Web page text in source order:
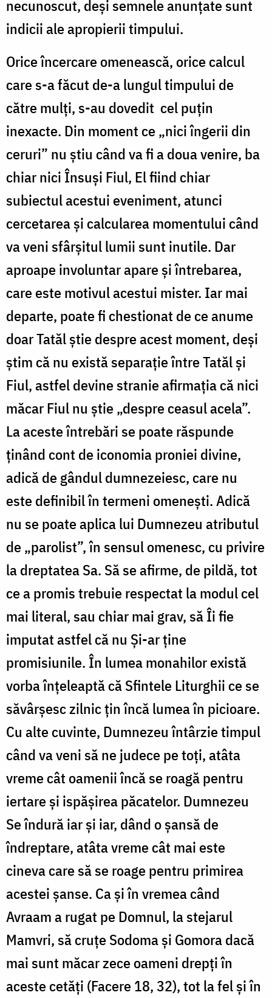
necunoscut, deși semnele anunțate sunt
indicii ale apropierii timpului.
Orice încercare omenească, orice calcul
care s-a făcut de-a lungul timpului de
către mulți, s-au dovedit cel puțin
inexacte. Din moment ce „nici îngerii din
ceruri” nu știu când va fi a doua venire, ba
chiar nici Însuși Fiul, El fiind chiar
subiectul acestui eveniment, atunci
cercetarea și calcularea momentului când
va veni sfârșitul lumii sunt inutile. Dar
aproape involuntar apare și întrebarea,
care este motivul acestui mister. Iar mai
departe, poate fi chestionat de ce anume
doar Tatăl știe despre acest moment, deși
știm că nu există separație între Tatăl și
Fiul, astfel devine stranie afirmația că nici
măcar Fiul nu știe „despre ceasul acela”.
La aceste întrebări se poate răspunde
ținând cont de iconomia proniei divine,
adică de gândul dumnezeiesc, care nu
este definibil în termeni omenești. Adică
nu se poate aplica lui Dumnezeu atributul
de „parolist”, în sensul omenesc, cu privire
la dreptatea Sa. Să se afirme, de pildă, tot
ce a promis trebuie respectat la modul cel
mai literal, sau chiar mai grav, să Îi fie
imputat astfel că nu Și-ar ține
promisiunile. În lumea monahilor există
vorba înțeleaptă că Sfintele Liturghii ce se
săvârșesc zilnic țin încă lumea în picioare.
Cu alte cuvinte, Dumnezeu întârzie timpul
când va veni să ne judece pe toți, atâta
vreme cât oamenii încă se roagă pentru
iertare și ispășirea păcatelor. Dumnezeu
Se îndură iar și iar, dând o șansă de
îndreptare, atâta vreme cât mai este
cineva care să se roage pentru primirea
acestei șanse. Ca și în vremea când
Avraam a rugat pe Domnul, la stejarul
Mamvri, să cruțe Sodoma și Gomora dacă
mai sunt măcar zece oameni drepți în
aceste cetăți (Facere 18, 32), tot la fel și în